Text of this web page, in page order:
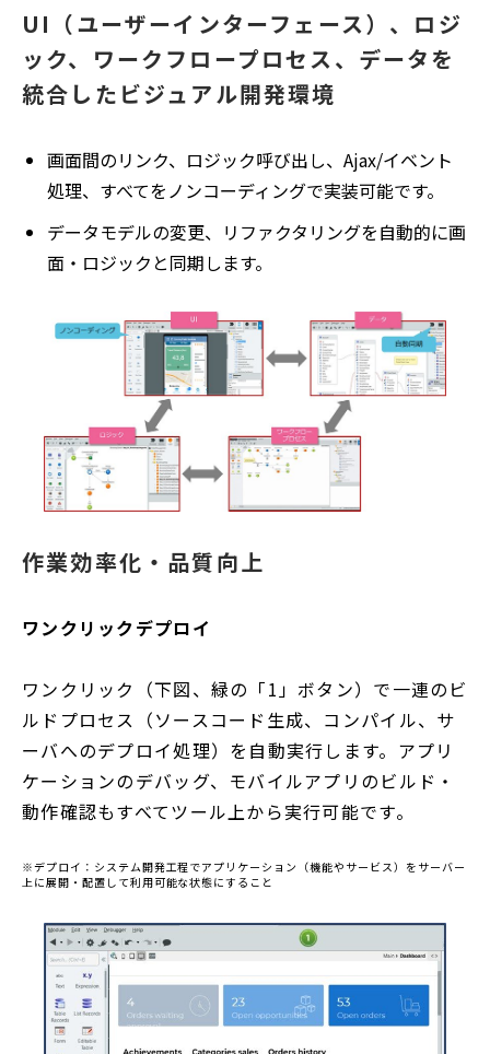
UI（ユーザーインターフェース）、ロジ
ック、ワークフロープロセス、データを
統合したビジュアル開発環境
画面間のリンク、ロジック呼び出し、Ajax/イベント
処理、すべてをノンコーディングで実装可能です。
データモデルの変更、リファクタリングを自動的に画
面・ロジックと同期します。
作業効率化・品質向上
ワンクリックデプロイ
ワンクリック（下図、緑の「1」ボタン）で一連のビ
ルドプロセス（ソースコード生成、コンパイル、サ
ーバへのデプロイ処理）を自動実行します。アプリ
ケーションのデバッグ、モバイルアプリのビルド・
動作確認もすべてツール上から実行可能です。
※デプロイ：システム開発工程でアプリケーション（機能やサービス）をサーバー
上に展開・配置して利用可能な状態にすること